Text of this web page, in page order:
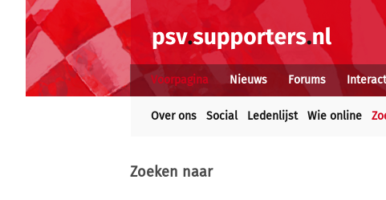
Voorpagina Nieuws Forums
Over ons Social Ledenlijst Wie online
Zoeken naar